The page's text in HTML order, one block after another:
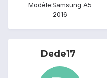
Modèle:Samsung A5
2016
Dede17